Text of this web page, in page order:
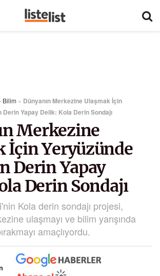
Bilim » Dünyanın Merkezine Ulaşmak İçin
Derin Yapay Delik: Kola Derin Sondajı
Merkezine
İçin Yeryüzünde
Derin Yapay
Derin Sondajı
Kola derin sondajı projesi,
ulaşmayı ve bilim yarışında
amaçlıyordu.